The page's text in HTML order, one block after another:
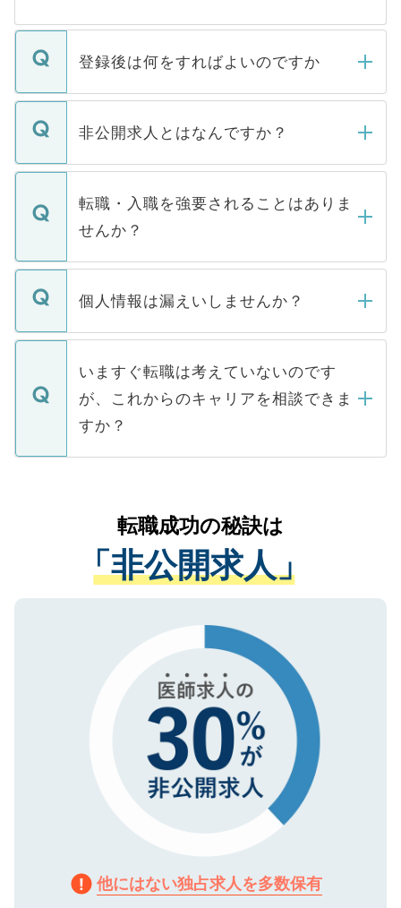
登録後は何をすればよいのですか
ご登録いただきましたら、弊社担当者がご
登録内容を確認し、その後メールもしくは
ます。通常、5営業日以内にはご連絡をせて
いただきますので、しばらくお待ちくださ
い。
非公開求人とはなんですか？
マイナビDOCTORで取り扱っている求人の
うち約3割は、Webサイトからご覧いただ
けない「非公開求人」です。非公開求人は
下記の理由によって、一般には公開してい
ません。
■応募殺到を避けるため 人気のある医療機
関を公にしてしまうと、応募が殺到する場
に、医療機関が求める条件に合った人材の
みを人材紹介会社に依頼するケースが増え
ています。
転職・入職を強要されることはありま
せんか？
転職・入職を強要することは一切ありませ
ん。また、仮に応募先から内定をいただい
定を承諾する必要はありません。内定先へ
の辞退の連絡はキャリアパートナーが行い
ますので、ご安心ください。
個人情報は漏えいしませんか？
個人情報が漏えいすることはありませんの
で、ご安心ください。当サイトからの登録
などで収集したご登録者様の個人情報は、
ご本人のキャリアアップおよび転職活動の
支援を目的に使用いたします。お預かりし
ているすべての個人データはご本人の許可
は、個人情報の取り扱いについての厳密な
管理基準を満たした事業者のみに付与され
る、プライバシーマークを取得済みです。
ご登録いただいた個人情報は、SSL（デー
で、機密保持に関してもご安心ください。
いますぐ転職は考えていないのです
が、これからのキャリアを相談できま
すか？
かがいして、現在の医療機関の状況や紹介
経験をまじえながら、適切なアドバイスを
させていただきます。すぐにご転職をされ
ない方には、長期的なサポートが可能です
ので、まずはご登録ください。
転職成功の秘訣は
「非公開求人」
他にはない独占求人を多数保有